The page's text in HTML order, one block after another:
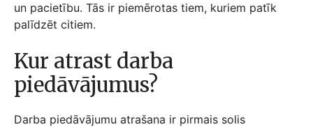
un pacietību. Tās ir piemērotas tiem, kuriem patīk
palīdzēt citiem.
Kur atrast darba
piedāvājumus?
Darba piedāvājumu atrašana ir pirmais solis